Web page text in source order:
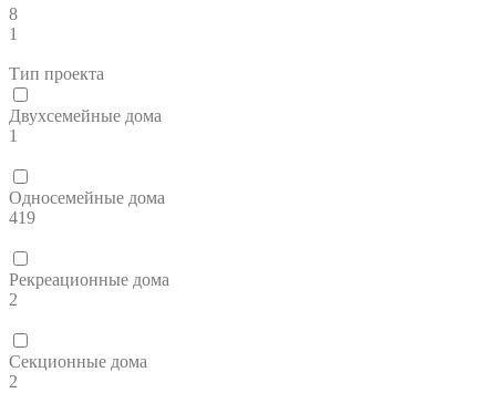
8
1
Тип проекта
Двухсемейные дома
1
Односемейные дома
419
Рекреационные дома
2
Секционные дома
2